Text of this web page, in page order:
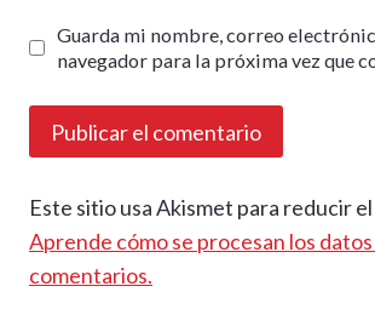
Guarda mi nombre, correo
navegador para la próxima vez que
Este sitio usa Akismet para reducir el
Aprende cómo se procesan los
comentarios.